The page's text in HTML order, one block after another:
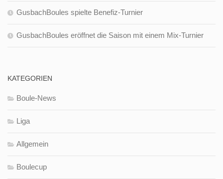
GusbachBoules spielte Benefiz-Turnier
GusbachBoules eröffnet die Saison mit einem Mix-Turnier
KATEGORIEN
Boule-News
Liga
Allgemein
Boulecup